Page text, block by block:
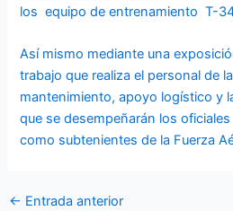
los equipo de entrenamiento T-
Así mismo mediante una
trabajo que realiza el personal de
mantenimiento, apoyo logístico y
que se desempeñarán los
como subtenientes de la Fuerza
← Entrada anterior